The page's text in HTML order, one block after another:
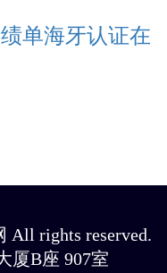
单海牙认证在
All rights reserved.
厦B座 907室